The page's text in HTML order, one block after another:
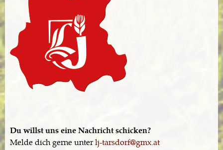
Du willst uns eine Nachricht schicken?
Melde dich gerne unterlj-tarsdorf@gmx.at